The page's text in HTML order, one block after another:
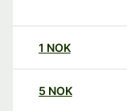
1 NOK
5 NOK